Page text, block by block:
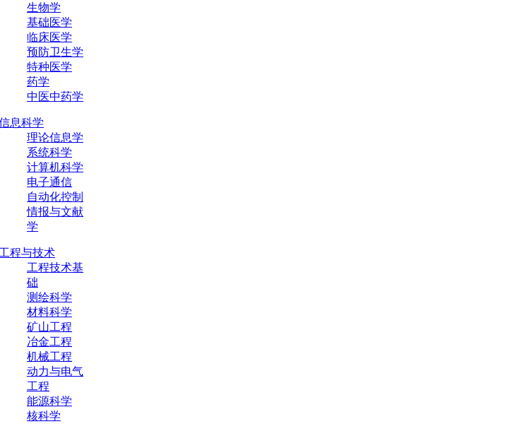
生物学
基础医学
临床医学
预防卫生学
特种医学
药学
中医中药学
息科学
理论信息学
系统科学
计算机科学
电子通信
自动化控制
情报与文献
学
程与技术
工程技术基
础
测绘科学
材料科学
矿山工程
冶金工程
机械工程
动力与电气
工程
能源科学
核科学